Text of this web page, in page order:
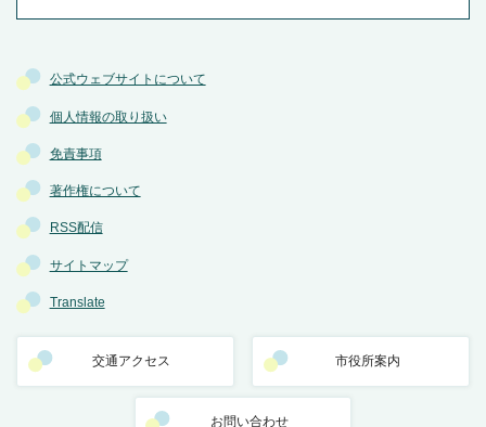
公式ウェブサイトについて
個人情報の取り扱い
免責事項
著作権について
RSS配信
サイトマップ
Translate
交通アクセス 市役所案内
お問い合わせ